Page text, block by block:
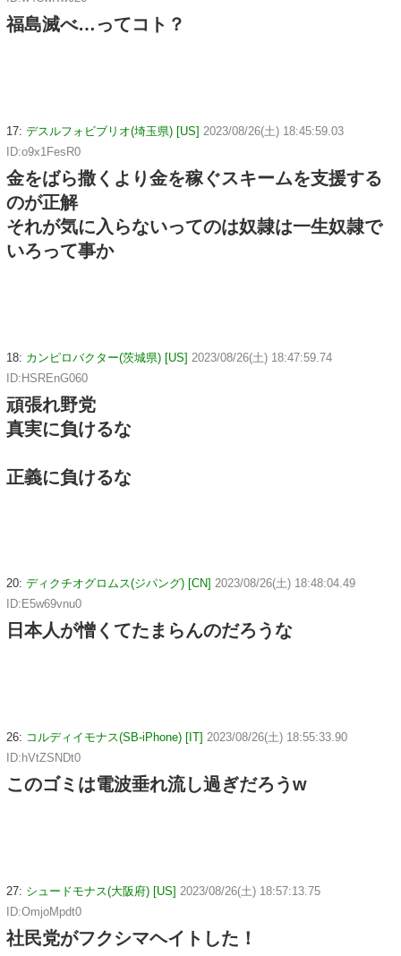
福島滅べ…ってコト？
17: デスルフォビブリオ(埼玉県) [US] 2023/08/26(土) 18:45:59.03
ID:o9x1FesR0
金をばら撒くより金を稼ぐスキームを支援する
のが正解
それが気に入らないってのは奴隷は一生奴隷で
いろって事か
18: カンピロバクター(茨城県) [US] 2023/08/26(土) 18:47:59.74
ID:HSREnG060
頑張れ野党
真実に負けるな
正義に負けるな
20: ディクチオグロムス(ジパング) [CN] 2023/08/26(土) 18:48:04.49
ID:E5w69vnu0
日本人が憎くてたまらんのだろうな
26: コルディイモナス(SB-iPhone) [IT] 2023/08/26(土) 18:55:33.90
ID:hVtZSNDt0
このゴミは電波垂れ流し過ぎだろうw
27: シュードモナス(大阪府) [US] 2023/08/26(土) 18:57:13.75
ID:OmjoMpdt0
社民党がフクシマヘイトした！